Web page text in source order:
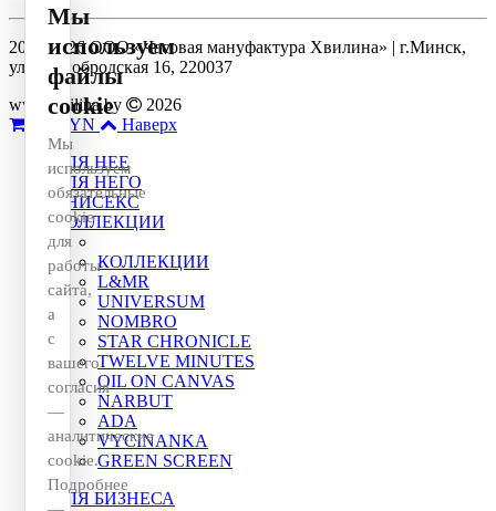
2014-2026 ООО «Часовая мануфактура Хвилина» | г.Минск,
ул. Долгобродская 16, 220037
www.hvilina.by
2026
0 BYN
Наверх
ДЛЯ НЕЕ
ДЛЯ НЕГО
УНИСЕКС
КОЛЛЕКЦИИ
КОЛЛЕКЦИИ
L&MR
UNIVERSUM
NOMBRO
STAR CHRONICLE
TWELVE MINUTES
OIL ON CANVAS
NARBUT
ADA
VYCINANKA
GREEN SCREEN
ДЛЯ БИЗНЕСА
Мы
используем
файлы
cookie
Мы
используем
обязательные
cookie
для
работы
сайта,
а
с
вашего
согласия
—
аналитические
cookie.
Подробнее